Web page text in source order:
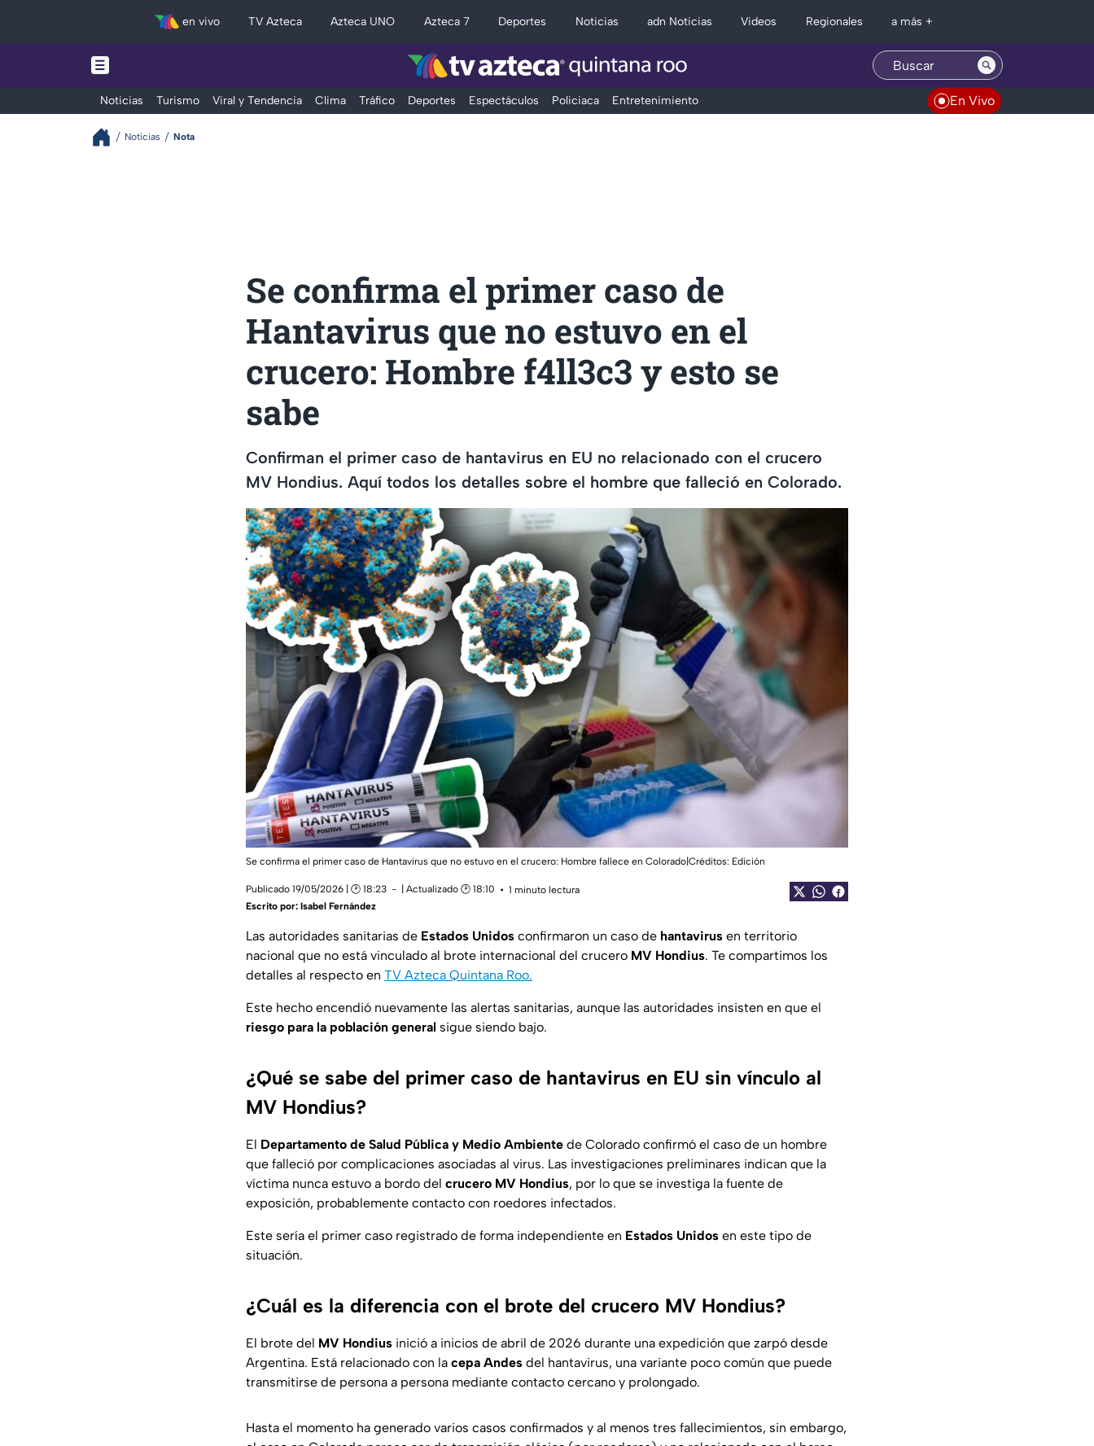
en vivo TV Azteca Azteca UNO Azteca 7 Deportes Noticias adn Noticias Videos Regionales a más +
Noticias Turismo Viral y Tendencia Clima Tráfico Deportes Espectáculos Policiaca Entretenimiento En Vivo
Noticias Nota
Se confirma el primer caso de
Hantavirus que no estuvo en el
crucero: Hombre f4ll3c3 y esto se
sabe
Confirman el primer caso de hantavirus en EU no relacionado con el crucero
MV Hondius. Aquí todos los detalles sobre el hombre que falleció en Colorado.
Se confirma el primer caso de Hantavirus que no estuvo en el crucero: Hombre fallece en Colorado|Créditos: Edición
Publicado 19/05/2026 | 🕑 18:23 | Actualizado 🕑 18:10
1 minuto lectura
Escrito por: Isabel Fernández
Las autoridades sanitarias de Estados Unidos confirmaron un caso de hantavirus en territorio
nacional que no está vinculado al brote internacional del crucero MV Hondius. Te compartimos los
detalles al respecto en TV Azteca Quintana Roo.
Este hecho encendió nuevamente las alertas sanitarias, aunque las autoridades insisten en que el
riesgo para la población general sigue siendo bajo.
¿Qué se sabe del primer caso de hantavirus en EU sin vínculo al
MV Hondius?
El Departamento de Salud Pública y Medio Ambiente de Colorado confirmó el caso de un hombre
que falleció por complicaciones asociadas al virus. Las investigaciones preliminares indican que la
víctima nunca estuvo a bordo del crucero MV Hondius, por lo que se investiga la fuente de
exposición, probablemente contacto con roedores infectados.
Este sería el primer caso registrado de forma independiente en Estados Unidos en este tipo de
situación.
¿Cuál es la diferencia con el brote del crucero MV Hondius?
El brote del MV Hondius inició a inicios de abril de 2026 durante una expedición que zarpó desde
Argentina. Está relacionado con la cepa Andes del hantavirus, una variante poco común que puede
transmitirse de persona a persona mediante contacto cercano y prolongado.
Hasta el momento ha generado varios casos confirmados y al menos tres fallecimientos, sin embargo,